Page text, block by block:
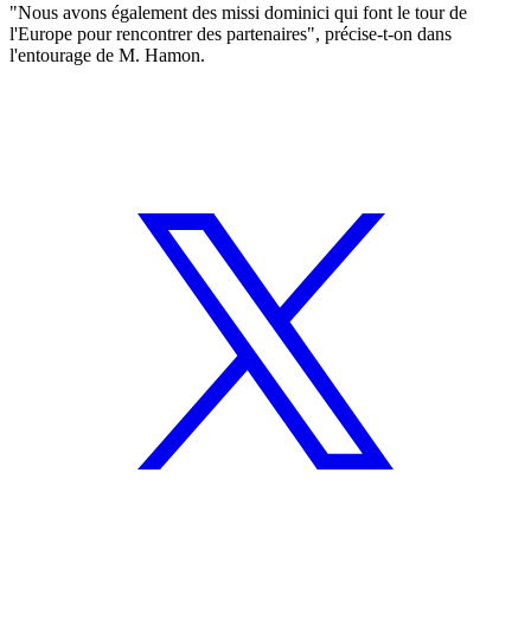
"Nous avons également des missi dominici qui font le tour de
l'Europe pour rencontrer des partenaires", précise-t-on dans
l'entourage de M. Hamon.